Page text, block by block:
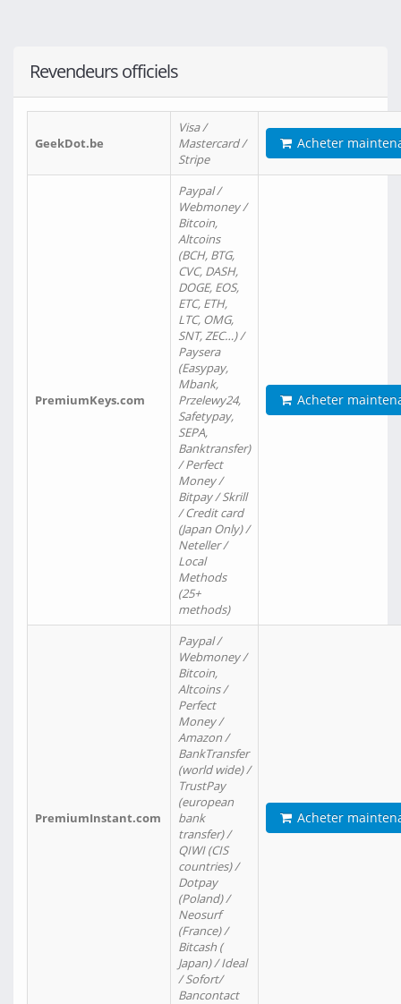
Revendeurs officiels
GeekDot.be
Visa /
Mastercard /
Stripe
Acheter
PremiumKeys.com
Paypal /
Webmoney /
Bitcoin,
Altcoins
(BCH, BTG,
CVC, DASH,
DOGE, EOS,
ETC, ETH,
LTC, OMG,
SNT, ZEC…) /
Paysera
(Easypay,
Mbank,
Przelewy24,
Safetypay,
SEPA,
Banktransfer)
/ Perfect
Money /
Bitpay / Skrill
/ Credit card
(Japan Only) /
Neteller /
Local
Methods
(25+
methods)
Acheter
PremiumInstant.com
Paypal /
Webmoney /
Bitcoin,
Altcoins /
Perfect
Money /
Amazon /
BankTransfer
(world wide) /
TrustPay
(european
bank
transfer) /
QIWI (CIS
countries) /
Dotpay
(Poland) /
Neosurf
(France) /
Bitcash (
Japan) / Ideal
/ Sofort/
Bancontact
Acheter